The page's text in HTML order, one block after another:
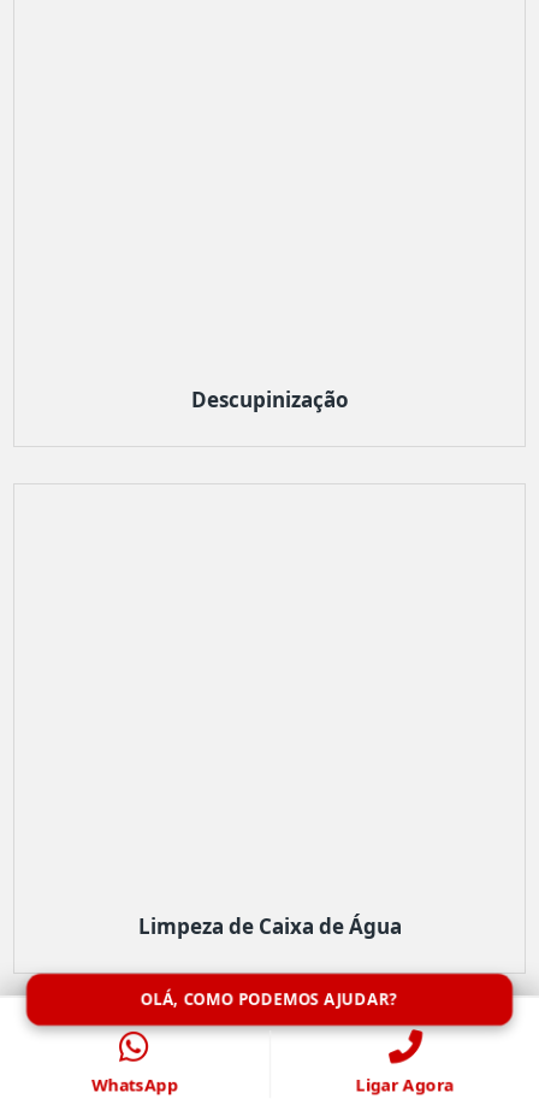
Descupinização
Limpeza de Caixa de Água
OLÁ, COMO PODEMOS AJUDAR?
WhatsApp Ligar Agora